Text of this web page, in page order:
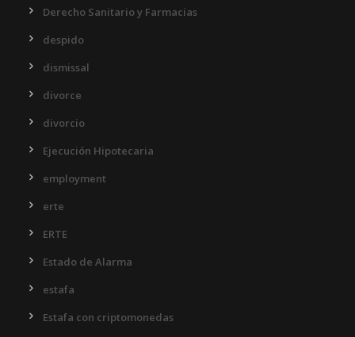
Derecho Sanitario y Farmacias
despido
dismissal
divorce
divorcio
Ejecución Hipotecaria
employment
erte
ERTE
Estado de Alarma
estafa
Estafa con criptomonedas